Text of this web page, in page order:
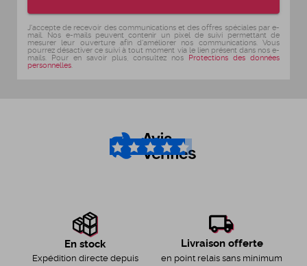
J'accepte de recevoir des communications et des offres spéciales par e-
mail. Nos e-mails peuvent contenir un pixel de suivi permettant de
mesurer leur ouverture afin d'améliorer nos communications. Vous
pourrez désactiver ce suivi à tout moment via le lien présent dans nos e-
mails. Pour en savoir plus, consultez nos Protections des données
personnelles
4.6/5
En stock
Expédition directe depuis
Livraison offerte
en point relais sans minimum